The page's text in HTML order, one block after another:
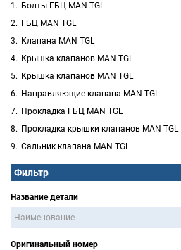
Болты ГБЦ MAN TGL
ГБЦ MAN TGL
Клапана MAN TGL
Крышка клапанов MAN TGL
Крышка клапанов MAN TGL
Направляющие клапана MAN TGL
Прокладка ГБЦ MAN TGL
Прокладка крышки клапанов MAN TGL
Сальник клапана MAN TGL
Фильтр
Название детали
Оригинальный номер